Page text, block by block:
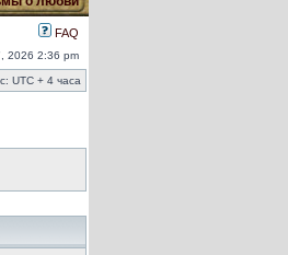
FAQ
2026 2:36 pm
UTC + 4 часа